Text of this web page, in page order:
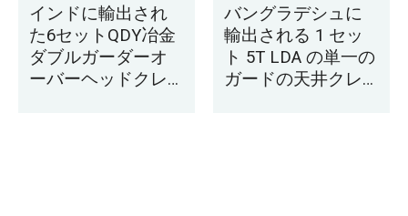
インドに輸出され
た6セットQDY冶金
ダブルガーダーオ
ーバーヘッドクレ
バングラデシュに
輸出される 1 セッ
ト 5T LDA の単一の
ガードの天井クレ